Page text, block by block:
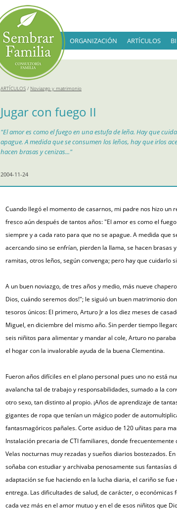
ORGANIZACIÓN ARTÍCULOS
ARTÍCULOS / Noviazgo y matrimonio
Jugar con fuego II
"El amor es como el fuego en una estufa de leña. Hay que
apague. A medida que se consumen los leños, hay que irlos
hacen brasas y cenizas..."
2004-11-24
Cuando llegó el momento de casarnos, mi padre nos hizo un
fresco aún después de tantos años: "El amor es como el
siempre y a cada rato para que no se apague. A medida que
acercando sino se enfrían, pierden la llama, se hacen brasas
ramitas, otros leños, según convenga; pero hay que cuidarlo
A un buen noviazgo, de tres años y medio, más nueve
Dios, cuándo seremos dos!"; le siguió un buen matrimonio
tesoros únicos: El primero, Arturo Jr a los diez meses de
Miguel, en diciembre del mismo año. Sin perder tiempo
seis niñitos para alimentar y mandar al cole, Arturo no
el hogar con la invalorable ayuda de la buena Clementina.
Fueron años difíciles en el plano personal pues uno no está
avalancha tal de trabajo y responsabilidades, sumado a la
otro sexo, tan distinto al propio. ¡Años de aprendizaje de
gigantes de ropa que tenían un mágico poder de
fantasmagóricos pañales. Corte asiduo de 120 uñitas para
Instalación precaria de CTI familiares, donde
Velas nocturnas muy rezadas y sueños diarios bostezados.
soñaba con estudiar y archivaba penosamente sus fantasías
adaptación se fue haciendo en la lucha diaria, el cariño se
entrega. Las dificultades de salud, de carácter, o
cada vez más en el amor mutuo y en el de esos niñitos que